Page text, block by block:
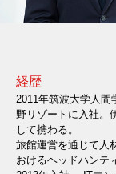
経歴
2011年筑波大学人間
野リゾートに入社。
して携わる。
旅館運営を通じて人
おけるヘッドハンテ